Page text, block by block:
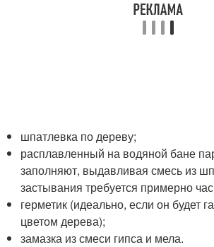
шпатлевка по дереву;
расплавленный на водяной бане
заполняют, выдавливая смесь из
застывания требуется примерно
герметик (идеально, если он будет
цветом дерева);
замазка из смеси гипса и мела.